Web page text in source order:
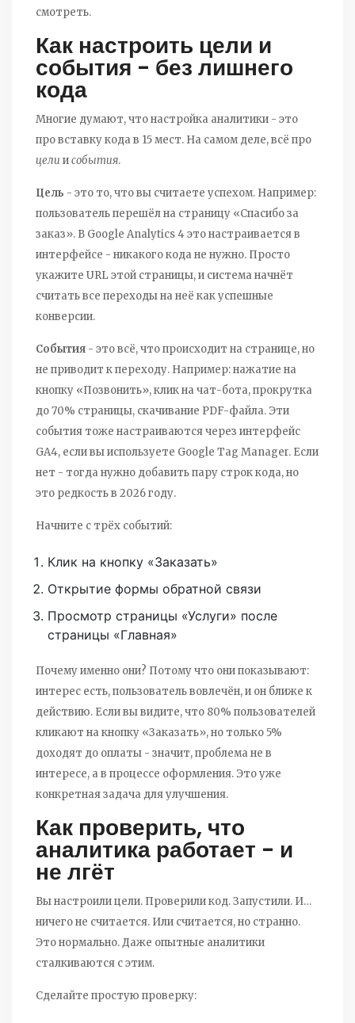
смотреть.
Как настроить цели и
события - без лишнего
кода
Многие думают, что настройка аналитики - это
про вставку кода в 15 мест. На самом деле, всё про
цели исобытия.
Цель - это то, что вы считаете успехом. Например:
пользователь перешёл на страницу «Спасибо за
заказ». В Google Analytics 4 это настраивается в
интерфейсе - никакого кода не нужно. Просто
укажите URL этой страницы, и система начнёт
считать все переходы на неё как успешные
конверсии.
События - это всё, что происходит на странице, но
не приводит к переходу. Например: нажатие на
кнопку «Позвонить», клик на чат-бота, прокрутка
до 70% страницы, скачивание PDF-файла. Эти
события тоже настраиваются через интерфейс
GA4, если вы используете Google Tag Manager. Если
нет - тогда нужно добавить пару строк кода, но
это редкость в 2026 году.
Начните с трёх событий:
Клик на кнопку «Заказать»
Открытие формы обратной связи
Просмотр страницы «Услуги» после
страницы «Главная»
Почему именно они? Потому что они показывают:
интерес есть, пользователь вовлечён, и он ближе к
действию. Если вы видите, что 80% пользователей
кликают на кнопку «Заказать», но только 5%
доходят до оплаты - значит, проблема не в
интересе, а в процессе оформления. Это уже
конкретная задача для улучшения.
Как проверить, что
аналитика работает - и
не лгёт
Вы настроили цели. Проверили код. Запустили. И…
ничего не считается. Или считается, но странно.
Это нормально. Даже опытные аналитики
сталкиваются с этим.
Сделайте простую проверку: